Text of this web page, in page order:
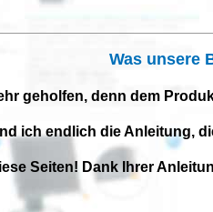
Was unsere
geholfen, denn dem
ich endlich die Anleitung,
Seiten! Dank Ihrer